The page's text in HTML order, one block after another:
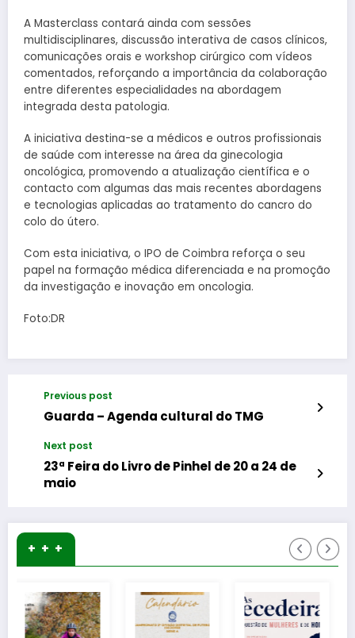
A Masterclass contará ainda com sessões
multidisciplinares, discussão interativa de casos clínicos,
comunicações orais e workshop cirúrgico com vídeos
comentados, reforçando a importância da colaboração
entre diferentes especialidades na abordagem
integrada desta patologia.
A iniciativa destina-se a médicos e outros profissionais
de saúde com interesse na área da ginecologia
oncológica, promovendo a atualização científica e o
contacto com algumas das mais recentes abordagens
e tecnologias aplicadas ao tratamento do cancro do
colo do útero.
Com esta iniciativa, o IPO de Coimbra reforça o seu
papel na formação médica diferenciada e na promoção
da investigação e inovação em oncologia.
Foto:DR
Previous post
Guarda – Agenda cultural do TMG
Next post
23ª Feira do Livro de Pinhel de 20 a 24 de
maio
+ + +